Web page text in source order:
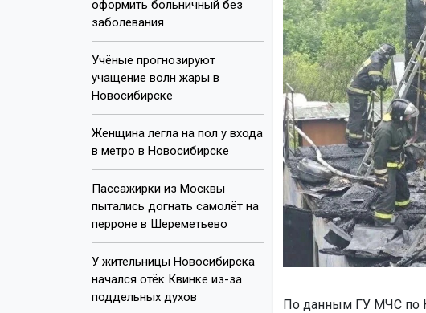
оформить больничный без
заболевания
Учёные прогнозируют
учащение волн жары в
Новосибирске
Женщина легла на пол у входа
в метро в Новосибирске
Пассажирки из Москвы
пытались догнать самолёт на
перроне в Шереметьево
У жительницы Новосибирска
начался отёк Квинке из-за
поддельных духов
По данным ГУ МЧС по